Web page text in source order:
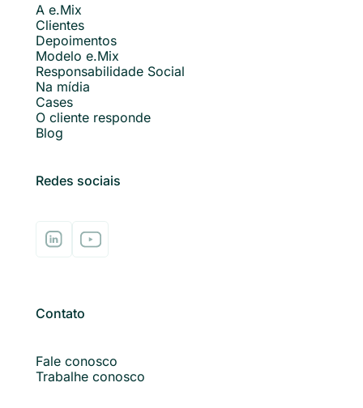
A e.Mix
Clientes
Depoimentos
Modelo e.Mix
Responsabilidade Social
Na mídia
Cases
O cliente responde
Blog
Redes sociais
Contato
Fale conosco
Trabalhe conosco